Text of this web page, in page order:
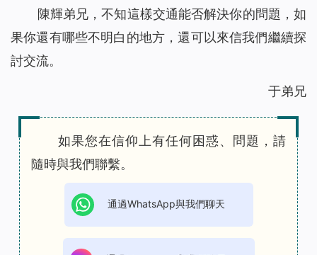
陳輝弟兄，不知這樣交通能否解決你的問題，如
果你還有哪些不明白的地方，還可以來信我們繼續探
討交流。
于弟兄
如果您在信仰上有任何困惑、問題，請
隨時與我們聯繫。
通過WhatsApp與我們聊天